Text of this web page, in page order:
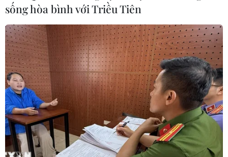
sống hòa bình với Triều Tiên